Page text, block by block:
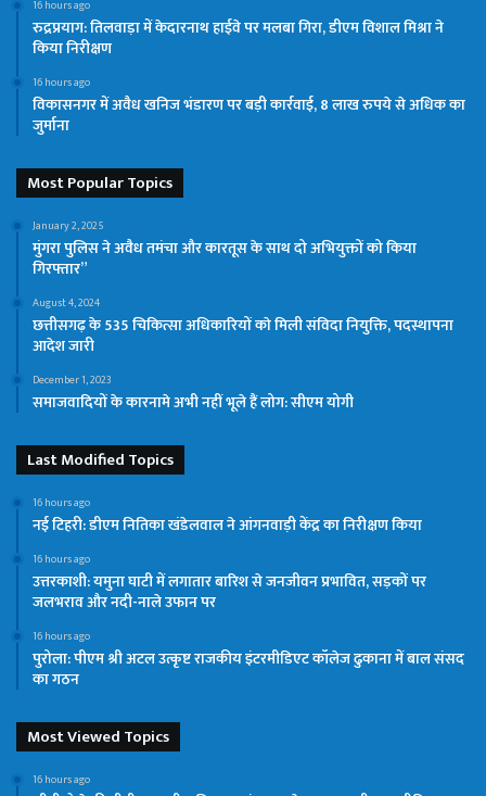
16 hours ago
रुद्रप्रयाग: तिलवाड़ा में केदारनाथ हाईवे पर मलबा गिरा, डीएम विशाल मिश्रा ने
किया निरीक्षण
16 hours ago
विकासनगर में अवैध खनिज भंडारण पर बड़ी कार्रवाई, 8 लाख रुपये से अधिक का
जुर्माना
Most Popular Topics
January 2, 2025
मुंगरा पुलिस ने अवैध तमंचा और कारतूस के साथ दो अभियुक्तों को किया
गिरफ्तार”
August 4, 2024
छत्तीसगढ़ के 535 चिकित्सा अधिकारियों काे मिली संविदा नियुक्ति, पदस्थापना
आदेश जारी
December 1, 2023
समाजवादियों के कारनामे अभी नहीं भूले हैं लोग: सीएम योगी
Last Modified Topics
16 hours ago
नई टिहरी: डीएम नितिका खंडेलवाल ने आंगनवाड़ी केंद्र का निरीक्षण किया
16 hours ago
उत्तरकाशी: यमुना घाटी में लगातार बारिश से जनजीवन प्रभावित, सड़कों पर
जलभराव और नदी-नाले उफान पर
16 hours ago
पुरोला: पीएम श्री अटल उत्कृष्ट राजकीय इंटरमीडिएट कॉलेज ढुकाना में बाल संसद
का गठन
Most Viewed Topics
16 hours ago